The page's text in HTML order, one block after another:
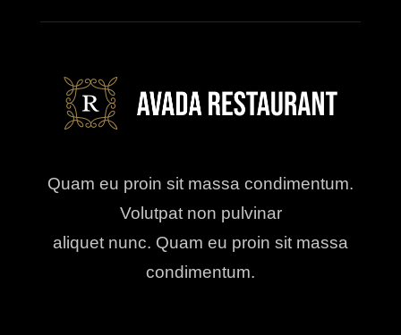
Quam eu proin sit massa condimentum.
Volutpat non pulvinar
aliquet nunc. Quam eu proin sit massa
condimentum.